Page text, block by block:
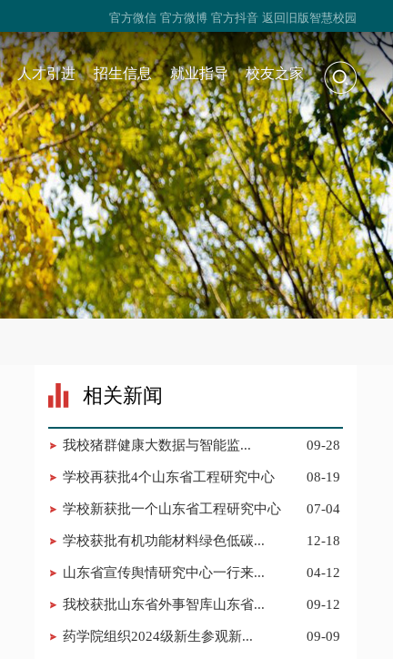
官方微信 官方微博 官方抖音 返回旧版智慧校园
人才引进 招生信息 就业指导 校友之家
相关新闻
​我校猪群健康大数据与智能监... 09-28
学校再获批4个山东省工程研究中心 08-19
学校新获批一个山东省工程研究中心 07-04
学校获批有机功能材料绿色低碳... 12-18
山东省宣传舆情研究中心一行来... 04-12
我校获批山东省外事智库山东省... 09-12
​药学院组织2024级新生参观新... 09-09